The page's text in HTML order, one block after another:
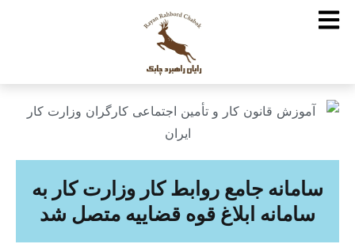
سامانه جامع روابط کار وزارت کار به
سامانه ابلاغ قوه قضاییه متصل شد